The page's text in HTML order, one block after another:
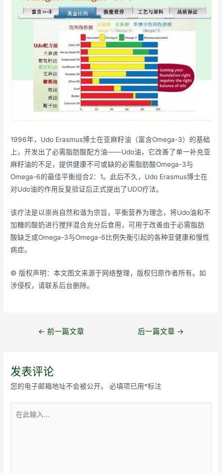
1996年，Udo Erasmus博士在亚麻籽油（富含Omega-3）的基础
上，开发出了必需脂肪酸配方油——Udo油，它改善了单一补充亚
麻籽油的不足，提供健康不可或缺的必需脂肪酸Omega-3与
Omega-6的最佳平衡组合2：1。此后不久，Udo Erasmus博士在
对Udo油的作用反复验证后正式提出了UDO疗法。
该疗法是以崇尚自然和谐为宗旨，平衡营养为理念，将Udo油和不
加糖的酸奶进行搅拌混合充分后食用，可用于改善由于必需脂肪
酸缺乏或Omega-3与Omega-6比例失衡引起的各种亚健康和慢性
病症。
© 版权声明：本文图文来源于网络整理，版权归原作者所有。如
涉侵权，请联系后台删除。
航
← 前一篇文章 后一篇文章 →
发表评论
您的电子邮箱地址不会被公开。 必填项已用 *标注
此